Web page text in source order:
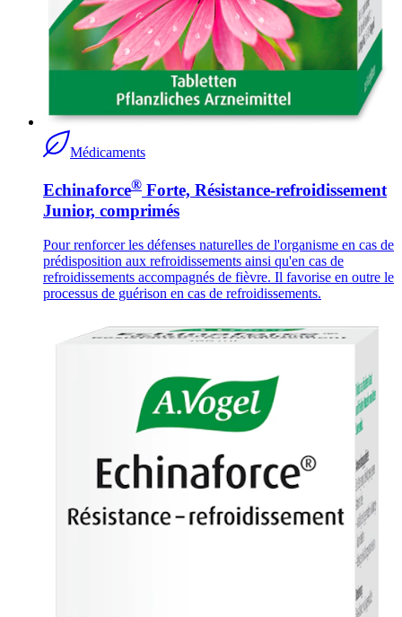
Médicaments
Echinaforce® Forte, Résistance-refroidissement
Junior, comprimés
Pour renforcer les défenses naturelles de l'organisme en cas de
prédisposition aux refroidissements ainsi qu'en cas de
refroidissements accompagnés de fièvre. Il favorise en outre le
processus de guérison en cas de refroidissements.